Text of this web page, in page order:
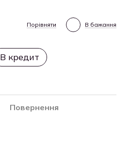
Порівняти В бажання
В кредит
Повернення